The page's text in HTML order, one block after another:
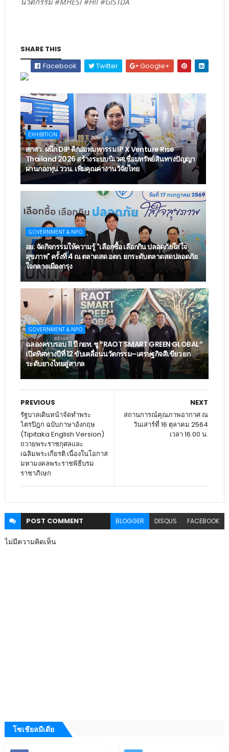
SHARE THIS
Facebook
Twitter Google+
EXHIBITION
สกสว. ผนึก DIP คิกออฟมหกรรม IP X Venture Rise
Thailand 2026 สร้างระบบนิเวศเชื่อมทรัพย์สินทางปัญญา
ผ่านกองทุน ววน. เพิ่มคุณค่างานวิจัยไทย
GOVERNMENT & NPO
อย. จัดกิจกรรมให้ความรู้ "เลือกซื้อ เลือกกิน ปลอดภัยใส่ใจ
สุขภาพ" ครั้งที่ 4 ณ ตลาดสด อตก. ยกระดับตลาดสดปลอดภัย
ใจกลางเมืองกรุง
GOVERNMENT & NPO
ฉลองครบรอบ 11 ปี กยท. ชู “RAOT SMART GREEN GLOBAL”
เปิดทิศทางปีที่ 12 ขับเคลื่อนนวัตกรรม–เศรษฐกิจสีเขียว ยก
ระดับยางไทยสู่สากล
NEXT
สถานการณ์คุณภาพอากาศ ณ
วันเสาร์ที่ 16 ตุลาคม 2564
เวลา 16.00 น.
PREVIOUS
รัฐบาลเดินหน้าจัดทำพระ
ไตรปิฎก ฉบับภาษาอังกฤษ
(Tipitaka English Version)
ถวายพระราชกุศลและ
เฉลิมพระเกียรติ เนื่องในโอกาส
มหามงคลพระราชพิธีบรม
ราชาภิเษก
POST COMMENT BLOGGER DISQUS FACEBOOK
ไม่มีความคิดเห็น
โซเชียลมีเดีย